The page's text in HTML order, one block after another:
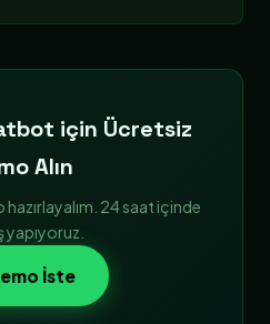
için Ücretsiz
Alın
24 saat içinde
yapıyoruz.
İste